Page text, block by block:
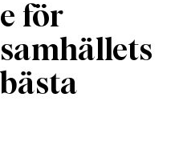
e för
samhällets
bästa